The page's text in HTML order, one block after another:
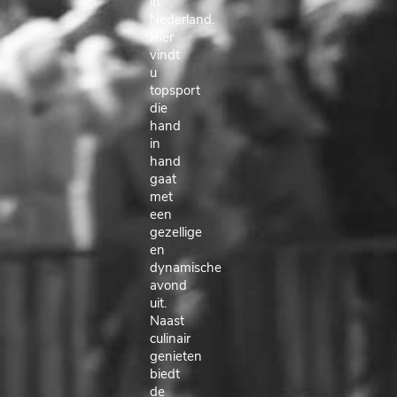
in
Nederland.
Hier
vindt
u
topsport
die
hand
in
hand
gaat
met
een
gezellige
en
dynamische
avond
uit.
Naast
culinair
genieten
biedt
de